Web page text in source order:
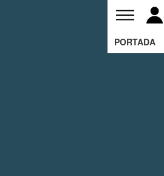
PORTADA